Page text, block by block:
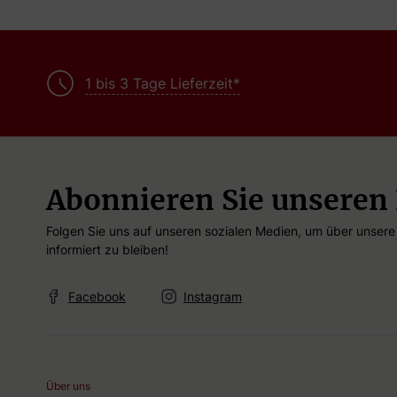
1 bis 3 Tage Lieferzeit*
Abonnieren Sie
Folgen Sie uns auf unseren sozialen Medien, um über
informiert zu bleiben!
Facebook Instagram
Über uns